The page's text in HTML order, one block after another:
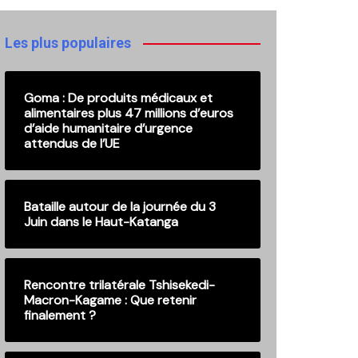
publications
Les plus populaires
Goma : De produits médicaux et
alimentaires plus 47 millions d’euros
d’aide humanitaire d’urgence
attendus de l’UE
Bataille autour de la journée du 3
Juin dans le Haut-Katanga
Rencontre trilatérale Tshisekedi-
Macron-Kagame : Que retenir
finalement ?